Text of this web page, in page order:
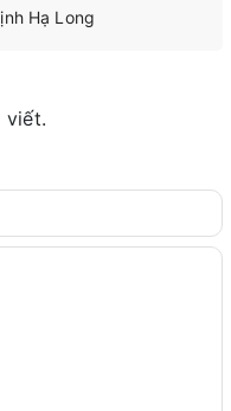
Hạ Long
viết.